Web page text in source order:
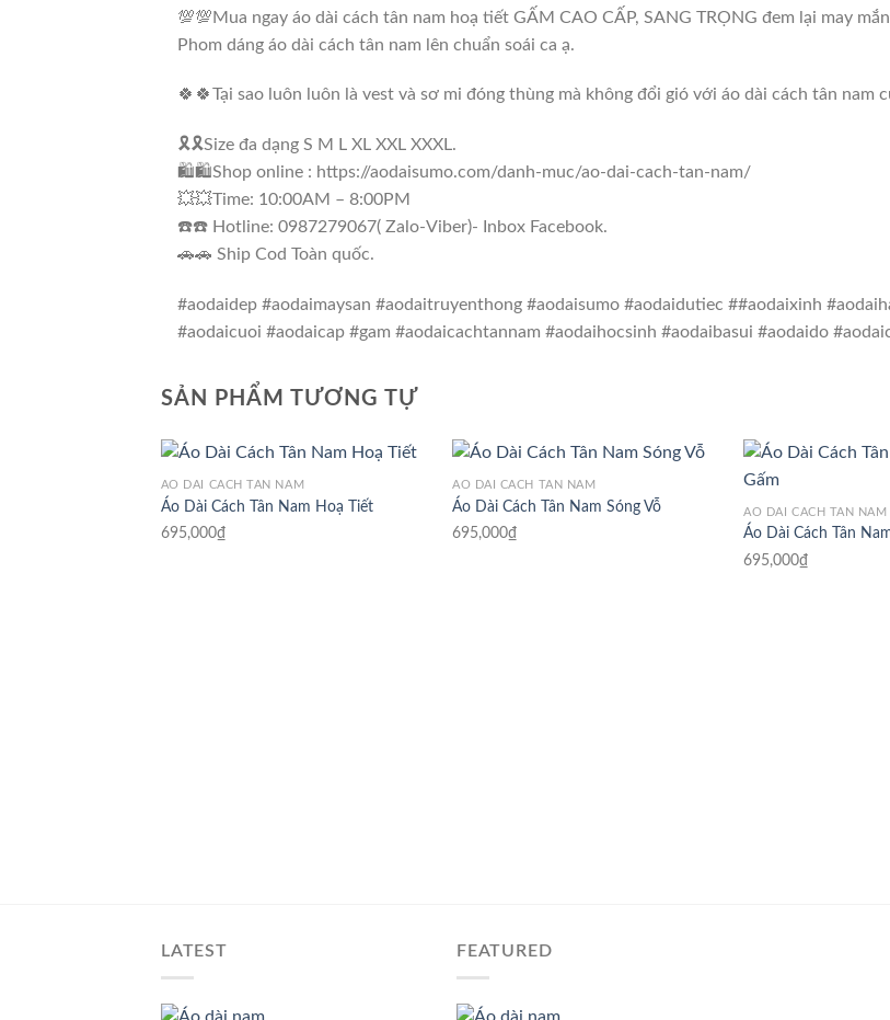
💯💯Mua ngay áo dài cách tân nam hoạ tiết GẤM CAO CẤP, SANG TRỌNG đem lại may
Phom dáng áo dài cách tân nam lên chuẩn soái ca ạ.
🍀🍀Tại sao luôn luôn là vest và sơ mi đóng thùng mà không đổi gió với áo dài cách tân nam
🎗🎗Size đa dạng S M L XL XXL XXXL.
🛍🛍Shop online : https://aodaisumo.com/danh-muc/ao-dai-cach-tan-nam/
💥💥Time: 10:00AM – 8:00PM
☎️☎️ Hotline: 0987279067( Zalo-Viber)- Inbox Facebook.
🚗🚗 Ship Cod Toàn quốc.
#aodaidep #aodaimaysan #aodaitruyenthong #aodaisumo #aodaidutiec ##aodaixinh
#aodaicuoi #aodaicap #gam #aodaicachtannam #aodaihocsinh #aodaibasui #aodaido
SẢN PHẨM TƯƠNG TỰ
ÁO DÀI CÁCH TÂN NAM
Áo Dài Cách Tân Nam Hoạ Tiết
695,000₫
ÁO DÀI CÁCH TÂN NAM
Áo Dài Cách Tân Nam Sóng Vỗ
695,000₫
ÁO DÀI CÁCH TÂN NAM
Áo Dài Cách Tân
695,000₫
LATEST FEATURED